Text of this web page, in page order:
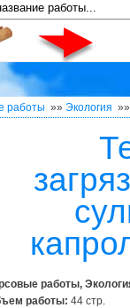
работы »» Экология
работы,
работы: 44 стр.